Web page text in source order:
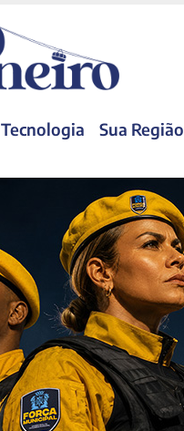
Tecnologia Sua Região